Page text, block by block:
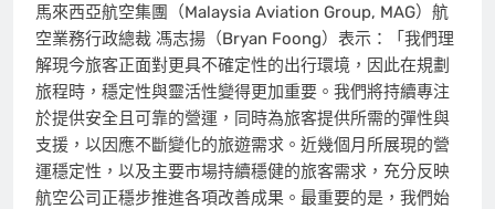
馬來西亞航空集團（Malaysia Aviation Group, MAG）航
空業務行政總裁 馮志揚 （Bryan Foong） 表示：「 我們理
解現今旅客正面對更具不確定性的出行環境，因此在規劃
旅程時，穩定性與靈活性變得更加重要。我們將持續專注
於提供安全且可靠的營運，同時為旅客提供所需的彈性與
支援，以因應不斷變化的旅遊需求。近幾個月所展現的營
運穩定性，以及主要市場持續穩健的旅客需求，充分反映
航空公司正穩步推進各項改善成果。最重要的是，我們始